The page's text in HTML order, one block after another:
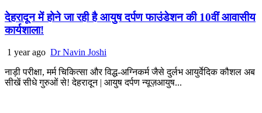
देहरादून में होने जा रही है आयुष दर्पण फाउंडेशन की 10वीं आवासीय
कार्यशाला!
1 year ago Dr Navin Joshi
नाड़ी परीक्षा, मर्म चिकित्सा और विद्ध-अग्निकर्म जैसे दुर्लभ आयुर्वेदिक कौशल अब
सीखें सीधे गुरुओं से! देहरादून | आयुष दर्पण न्यूज़आयुष...